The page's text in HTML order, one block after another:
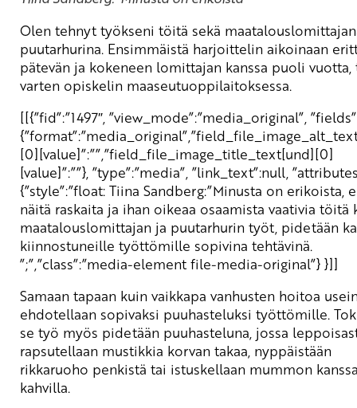
Olen tehnyt työkseni töitä sekä
puutarhurina. Ensimmäistä harjoittelin aikoinaan
pätevän ja kokeneen lomittajan kanssa puoli vuotta,
varten opiskelin maaseutuoppilaitoksessa.
[[{”fid”:”1497″, ”view_mode”:”media_original”,
[0][value]”:””,”field_file_image_title_text[und][0]
[value]”:””}, ”type”:”media”, ”link_text”:null,
{”style”:”float: Tiina Sandberg:”Minusta on erikoista,
näitä raskaita ja ihan oikeaa osaamista vaativia töitä
maatalouslomittajan ja puutarhurin työt, pidetään
kiinnostuneille työttömille sopivina tehtävinä.
”;”,”class”:”media-element file-media-original”} }]]
Samaan tapaan kuin vaikkapa vanhusten hoitoa
ehdotellaan sopivaksi puuhasteluksi työttömille.
se työ myös pidetään puuhasteluna, jossa
rapsutellaan mustikkia korvan takaa, nyppäistään
rikkaruoho penkistä tai istuskellaan mummon
kahvilla.